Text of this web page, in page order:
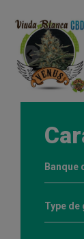
Banque
Type de